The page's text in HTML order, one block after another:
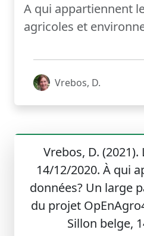
A qui appartiennent
agricoles et
Vrebos, D.
Vrebos, D. (2021).
14/12/2020. À qui
données? Un large
du projet
Sillon belge,